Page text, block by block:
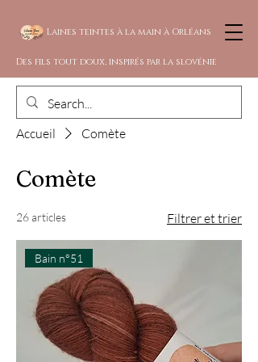
Laines teintes à la main à Orléans
Des fils tout doux, inspirés par la slovénie
Accueil Comète
Comète
26 articles Filtrer et trier
Bain n°51